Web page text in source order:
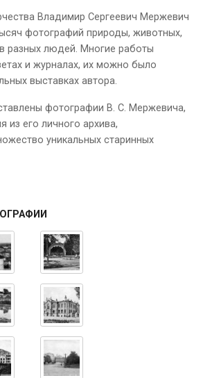
Владимир Сергеевич Мержевич
фотографий природы, животных,
разных людей. Многие работы
и журналах, их можно было
выставках автора.
фотографии В. С. Мержевича,
из его личного архива,
уникальных старинных